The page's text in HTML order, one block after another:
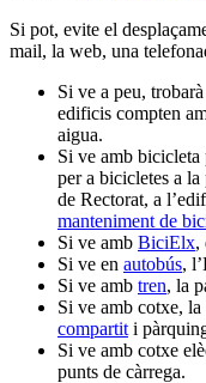
Si pot, evite el
mail, la web, una
Si ve a peu,
edificis compten
aigua.
Si ve amb bicicleta
per a bicicletes a
de Rectorat, a
manteniment de
Si ve amb BiciElx,
Si ve en autobús,
Si ve amb tren, la
Si ve amb cotxe,
compartit i
Si ve amb cotxe
punts de càrrega.